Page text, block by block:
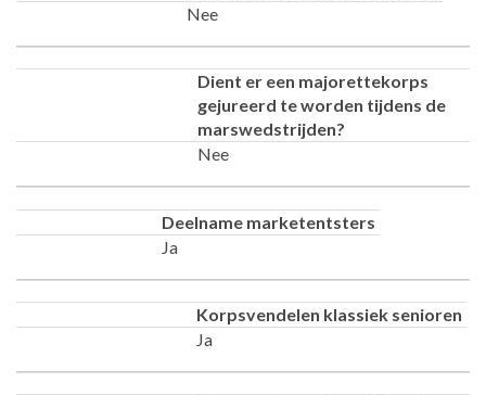
Nee
Dient er een majorettekorps
gejureerd te worden tijdens de
marswedstrijden?
Nee
Deelname marketentsters
Ja
Korpsvendelen klassiek senioren
Ja